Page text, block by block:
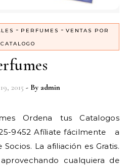
- PERFUMES - VENTAS POR
CATALOGO
2015 - By admin
9452 Afíliate fácilmente a
La afiliación es Gratis.
cualquiera de